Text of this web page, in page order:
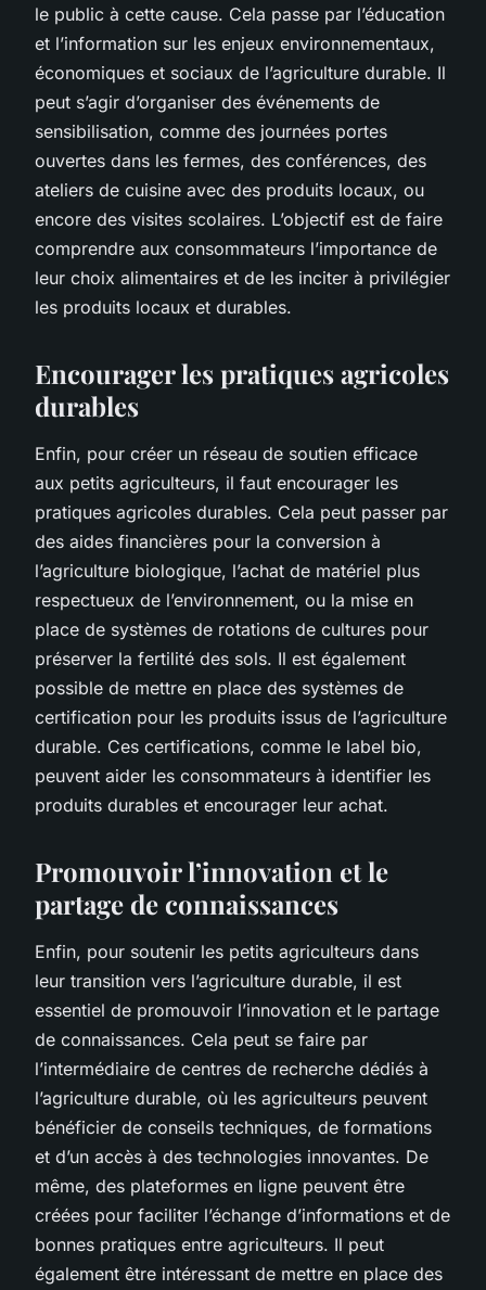
le public à cette cause. Cela passe par l’éducation
et l’information sur les enjeux environnementaux,
économiques et sociaux de l’agriculture durable. Il
peut s’agir d’organiser des événements de
sensibilisation, comme des journées portes
ouvertes dans les fermes, des conférences, des
ateliers de cuisine avec des produits locaux, ou
encore des visites scolaires. L’objectif est de faire
comprendre aux consommateurs l’importance de
leur choix alimentaires et de les inciter à privilégier
les produits locaux et durables.
Encourager les pratiques agricoles
durables
Enfin, pour créer un réseau de soutien efficace
aux petits agriculteurs, il faut encourager les
pratiques agricoles durables. Cela peut passer par
des aides financières pour la conversion à
l’agriculture biologique, l’achat de matériel plus
respectueux de l’environnement, ou la mise en
place de systèmes de rotations de cultures pour
préserver la fertilité des sols. Il est également
possible de mettre en place des systèmes de
certification pour les produits issus de l’agriculture
durable. Ces certifications, comme le label bio,
peuvent aider les consommateurs à identifier les
produits durables et encourager leur achat.
Promouvoir l’innovation et le
partage de connaissances
Enfin, pour soutenir les petits agriculteurs dans
leur transition vers l’agriculture durable, il est
essentiel de promouvoir l’innovation et le partage
de connaissances. Cela peut se faire par
l’intermédiaire de centres de recherche dédiés à
l’agriculture durable, où les agriculteurs peuvent
bénéficier de conseils techniques, de formations
et d’un accès à des technologies innovantes. De
même, des plateformes en ligne peuvent être
créées pour faciliter l’échange d’informations et de
bonnes pratiques entre agriculteurs. Il peut
également être intéressant de mettre en place des